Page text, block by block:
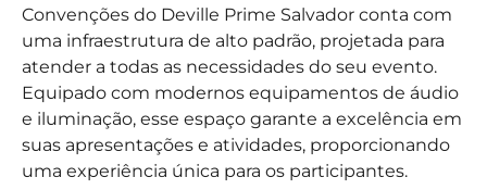
Convenções do Deville Prime Salvador conta com
uma infraestrutura de alto padrão, projetada para
atender a todas as necessidades do seu evento.
Equipado com modernos equipamentos de áudio
e iluminação, esse espaço garante a excelência em
suas apresentações e atividades, proporcionando
uma experiência única para os participantes.